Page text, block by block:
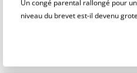
Un congé parental rallongé pour
niveau du brevet est-il devenu